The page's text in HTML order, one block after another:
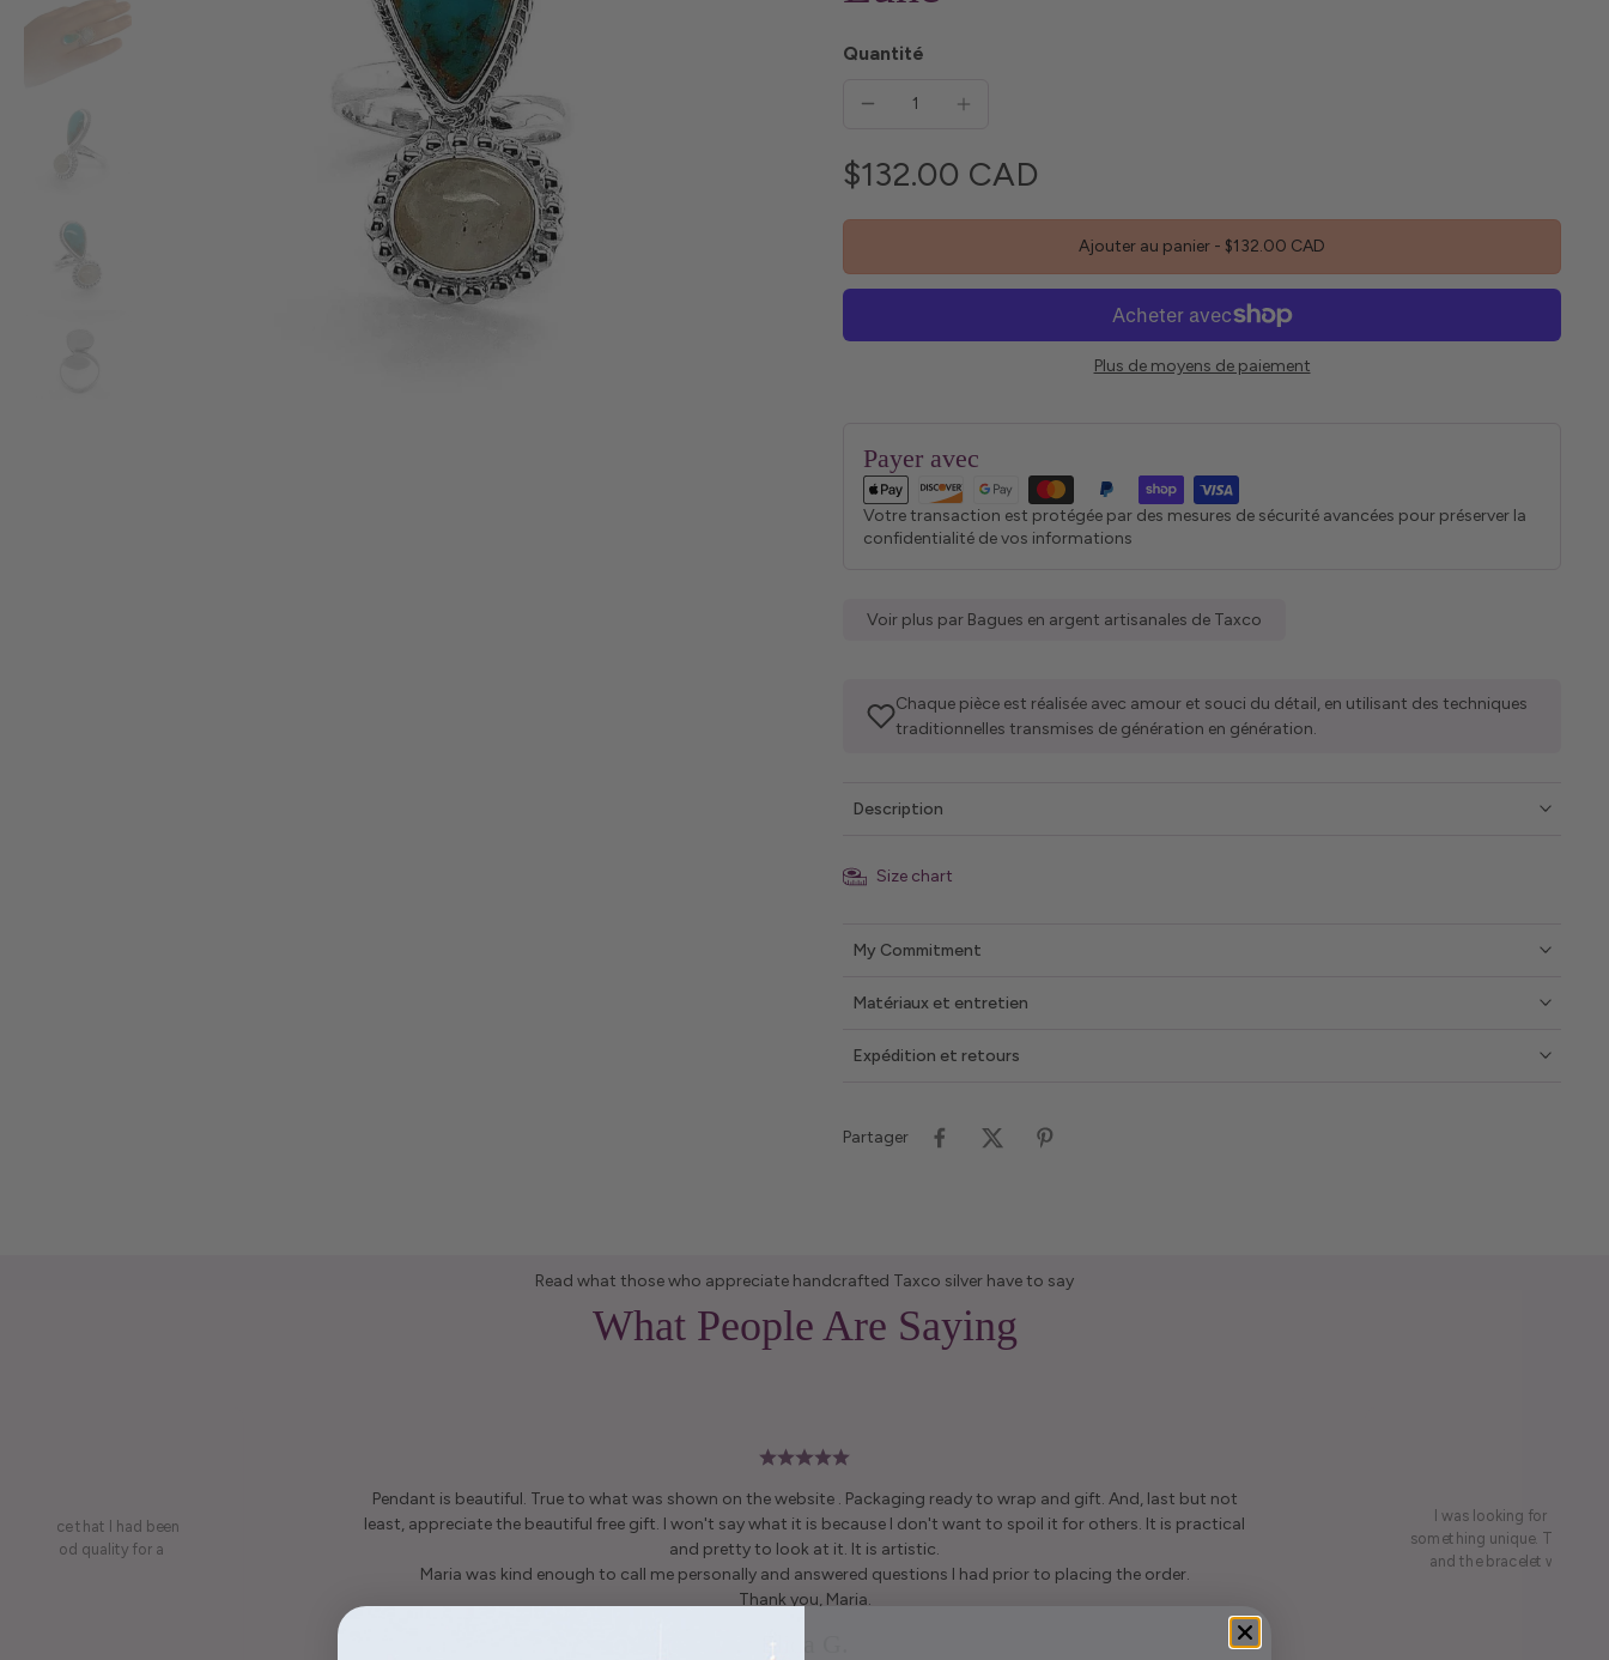
Quantité
$132.00 CAD
Ajouter au panier - $132.00 CAD
Plus de moyens de paiement
Payer avec
Votre transaction est protégée par des mesures de sécurité avancées pour préserver la
confidentialité de vos informations
Voir plus par Bagues en argent artisanales de Taxco
Chaque pièce est réalisée avec amour et souci du détail, en utilisant des techniques
traditionnelles transmises de génération en génération.
Description
Size chart
My Commitment
Matériaux et entretien
Expédition et retours
Partager
Read what those who appreciate handcrafted Taxco silver have to say
What People Are Saying
a piece that I had been
is good quality for a
Pendant is beautiful. True to what was shown on the website . Packaging ready to wrap and gift. And, last but not
least, appreciate the beautiful free gift. I won't say what it is because I don't want to spoil it for others. It is practical
and pretty to look at it. It is artistic.
Maria was kind enough to call me personally and answered questions I had prior to placing the order.
Thank you, Maria.
I was looking for a
something unique. This led
and the bracelet was